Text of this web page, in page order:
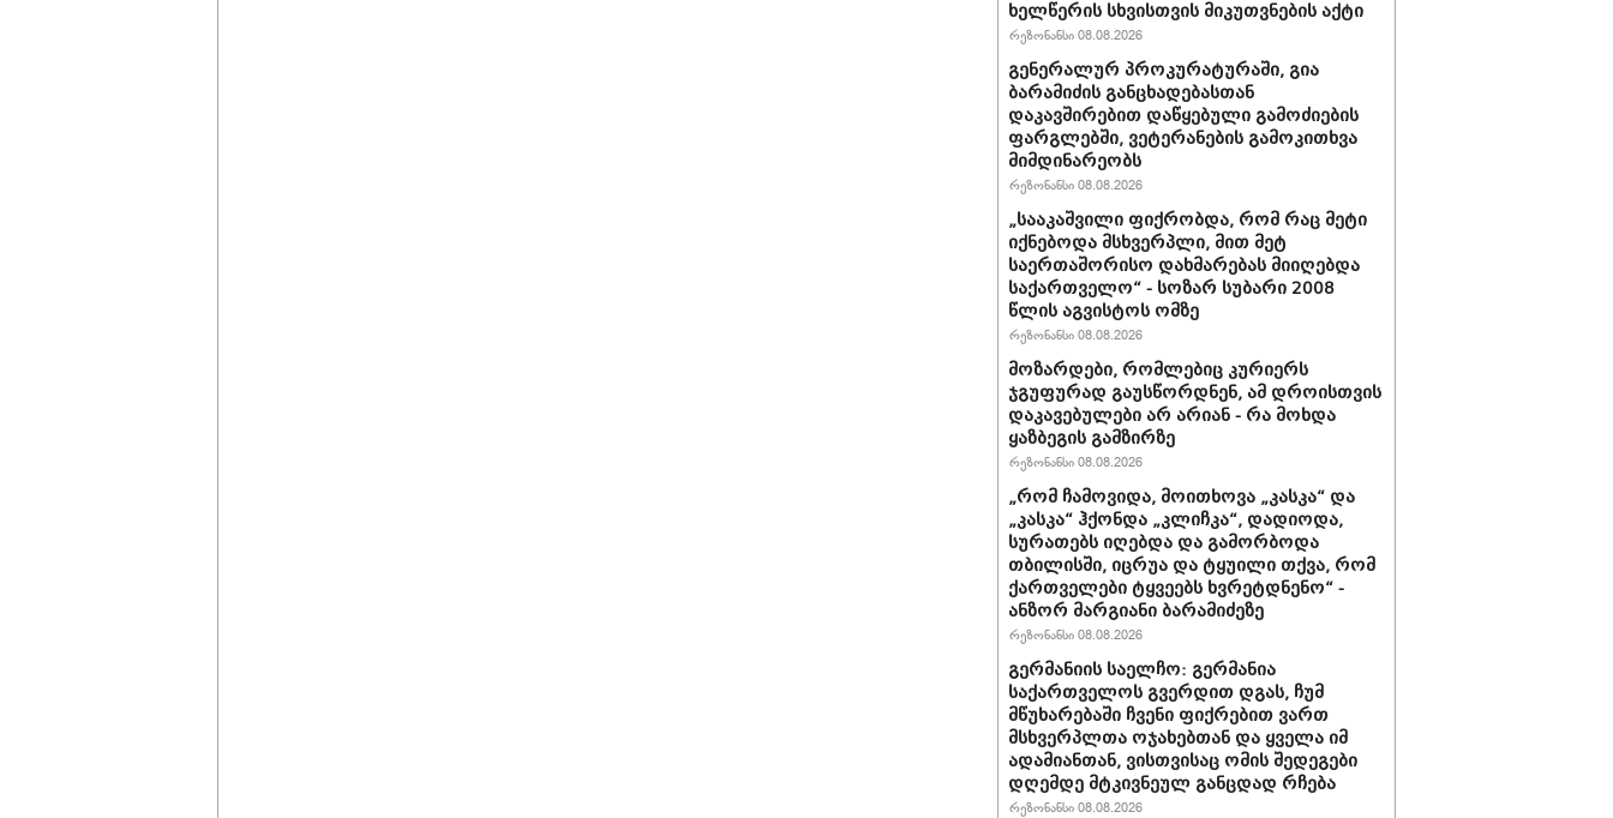
ხელწერის სხვისთვის მიკუთვნების აქტი
რეზონანსი 08.08.2026
გენერალურ პროკურატურაში, გია
ბარამიძის განცხადებასთან
დაკავშირებით დაწყებული გამოძიების
ფარგლებში, ვეტერანების გამოკითხვა
მიმდინარეობს
რეზონანსი 08.08.2026
„სააკაშვილი ფიქრობდა, რომ რაც მეტი
იქნებოდა მსხვერპლი, მით მეტ
საერთაშორისო დახმარებას მიიღებდა
საქართველო“ - სოზარ სუბარი 2008
წლის აგვისტოს ომზე
რეზონანსი 08.08.2026
მოზარდები, რომლებიც კურიერს
ჯგუფურად გაუსწორდნენ, ამ დროისთვის
დაკავებულები არ არიან - რა მოხდა
ყაზბეგის გამზირზე
რეზონანსი 08.08.2026
„რომ ჩამოვიდა, მოითხოვა „კასკა“ და
„კასკა“ ჰქონდა „კლიჩკა“, დადიოდა,
სურათებს იღებდა და გამორბოდა
თბილისში, იცრუა და ტყუილი თქვა, რომ
ქართველები ტყვეებს ხვრეტდნენო“ -
ანზორ მარგიანი ბარამიძეზე
რეზონანსი 08.08.2026
გერმანიის საელჩო: გერმანია
საქართველოს გვერდით დგას, ჩუმ
მწუხარებაში ჩვენი ფიქრებით ვართ
მსხვერპლთა ოჯახებთან და ყველა იმ
ადამიანთან, ვისთვისაც ომის შედეგები
დღემდე მტკივნეულ განცდად რჩება
რეზონანსი 08.08.2026